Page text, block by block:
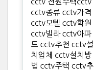
cctv종류 cctv가격
cctv모텔 cctv학원
cctv빌라 cctv아파
트 cctv추천 cctv설
치업체 cctv설치방
법 cctv주택 cctv추